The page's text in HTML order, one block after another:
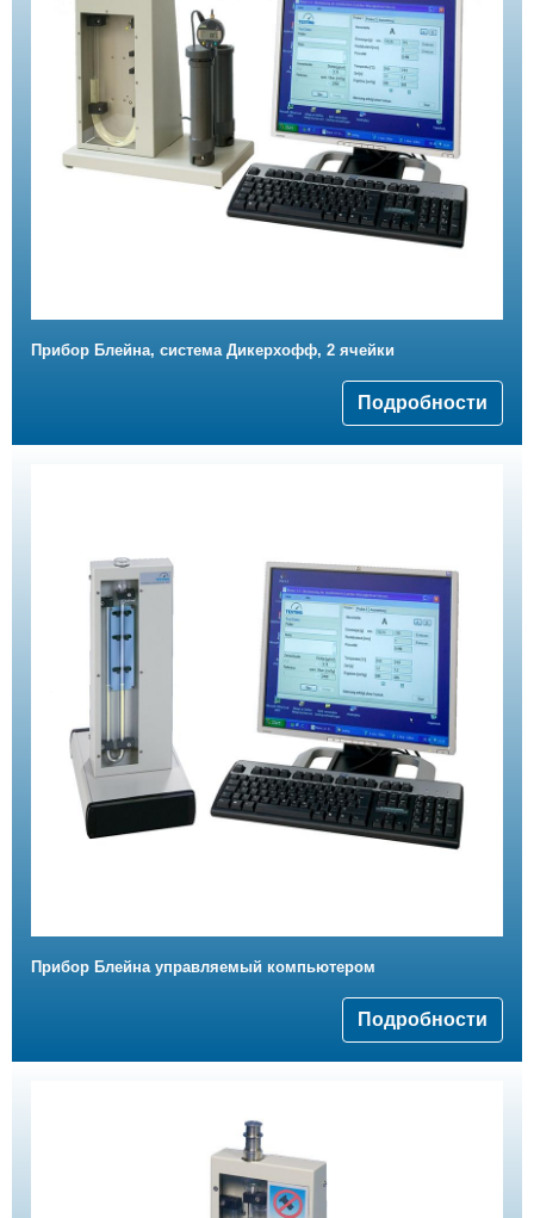
Прибор Блейна, система Дикерхофф, 2 ячейки
Подробности
Прибор Блейна управляемый компьютером
Подробности